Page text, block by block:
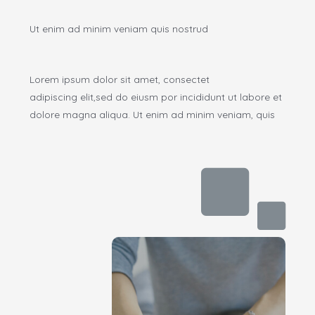
Ut enim ad minim veniam quis nostrud
Lorem ipsum dolor sit amet, consectet
adipiscing elit,sed do eiusm por incididunt ut labore et
dolore magna aliqua. Ut enim ad minim veniam, quis